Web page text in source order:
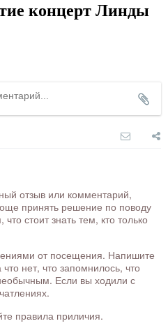
концерт Линды
отзыв или комментарий,
принять решение по поводу
стоит знать тем, кто только
от посещения. Напишите
нет, что запомнилось, что
Если вы ходили с
правила приличия.